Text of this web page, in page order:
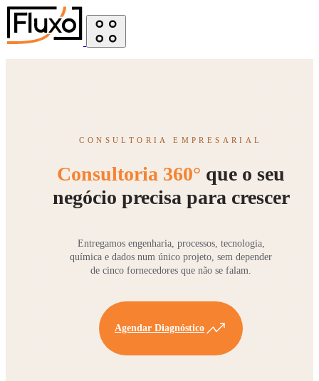
CONSULTORIA EMPRESARIAL
Consultoria 360° que o seu
negócio precisa para crescer
Entregamos engenharia, processos, tecnologia,
química e dados num único projeto, sem depender
de cinco fornecedores que não se falam.
Agendar Diagnóstico